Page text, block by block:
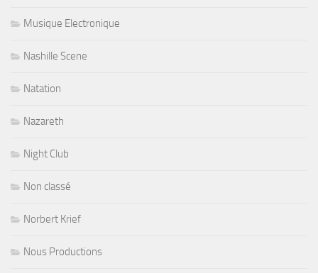
Musique Electronique
Nashille Scene
Natation
Nazareth
Night Club
Non classé
Norbert Krief
Nous Productions